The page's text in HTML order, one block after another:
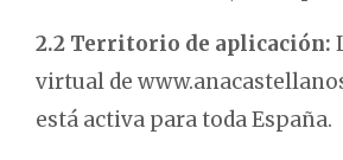
2.2 Territorio de aplicación:
virtual de
está activa para toda España.